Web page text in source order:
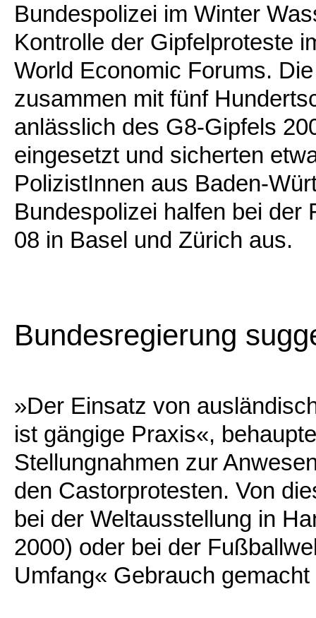
Bundespolizei im Winter
Kontrolle der Gipfelproteste
World Economic Forums.
zusammen mit fünf
anlässlich des G8-Gipfels
eingesetzt und sicherten
PolizistInnen aus Baden-
Bundespolizei halfen bei der
08 in Basel und Zürich aus.
Bundesregierung
»Der Einsatz von
ist gängige Praxis«,
Stellungnahmen zur
den Castorprotesten. Von
bei der Weltausstellung in
2000) oder bei der
Umfang« Gebrauch